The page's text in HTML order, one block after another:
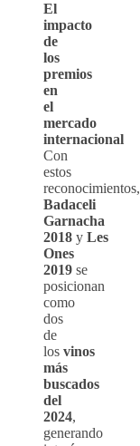
El
impacto
de
los
premios
en
el
mercado
internacional
Con
estos
reconocimientos,
Badaceli
Garnacha
2018 y Les
Ones
2019 se
posicionan
como
dos
de
los vinos
más
buscados
del
2024,
generando